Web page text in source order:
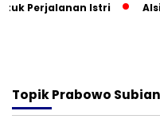
Perjalanan Istri
TopikPrabowo